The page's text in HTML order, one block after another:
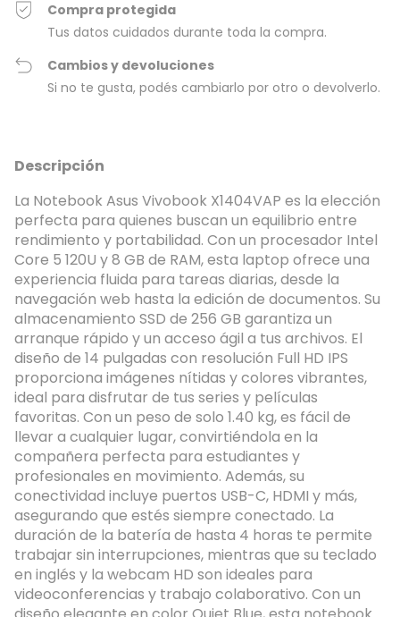
Compra protegida
Tus datos cuidados durante toda la compra.
Cambios y devoluciones
Si no te gusta, podés cambiarlo por otro o devolverlo.
Descripción
La Notebook Asus Vivobook X1404VAP es la elección
perfecta para quienes buscan un equilibrio entre
rendimiento y portabilidad. Con un procesador Intel
Core 5 120U y 8 GB de RAM, esta laptop ofrece una
experiencia fluida para tareas diarias, desde la
navegación web hasta la edición de documentos. Su
almacenamiento SSD de 256 GB garantiza un
arranque rápido y un acceso ágil a tus archivos. El
diseño de 14 pulgadas con resolución Full HD IPS
proporciona imágenes nítidas y colores vibrantes,
ideal para disfrutar de tus series y películas
favoritas. Con un peso de solo 1.40 kg, es fácil de
llevar a cualquier lugar, convirtiéndola en la
compañera perfecta para estudiantes y
profesionales en movimiento. Además, su
conectividad incluye puertos USB-C, HDMI y más,
asegurando que estés siempre conectado. La
duración de la batería de hasta 4 horas te permite
trabajar sin interrupciones, mientras que su teclado
en inglés y la webcam HD son ideales para
videoconferencias y trabajo colaborativo. Con un